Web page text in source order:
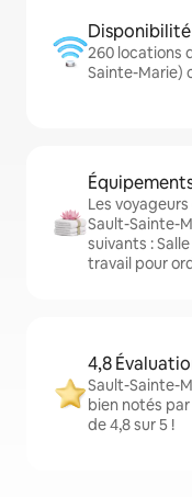
260 locations
Sainte-Marie)
Les
Sault-Sainte-
suivants :
travail pour
4,8
Sault-Sainte-
bien notés
de 4,8 sur 5 !